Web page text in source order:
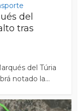
del
tras
del Túria
notado la...